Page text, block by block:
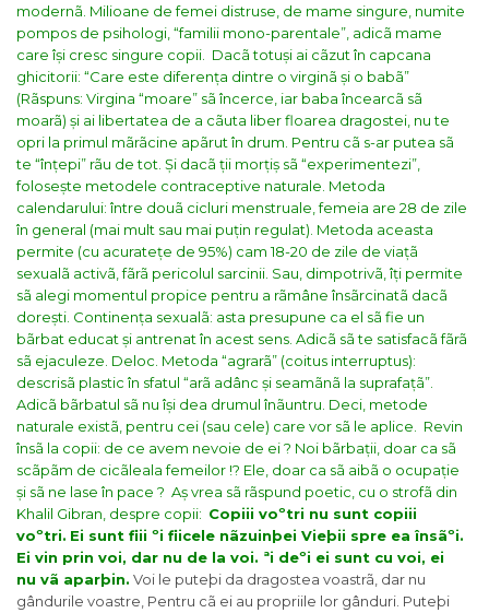
modernã. Milioane de femei distruse, de mame singure, numite
pompos de psihologi, “familii mono-parentale”, adicã mame
care își cresc singure copii.
Dacã totuși ai cãzut în capcana
ghicitorii: “Care este diferența dintre o virginã și o babã”
(Rãspuns: Virgina “moare” sã încerce, iar baba încearcã sã
moarã) și ai libertatea de a cãuta liber floarea dragostei, nu te
opri la primul mãrãcine apãrut în drum. Pentru cã s-ar putea sã
te “înțepi” rãu de tot. Și dacã ții morțiș sã “experimentezi”,
folosește metodele contraceptive naturale. Metoda
calendarului: între douã cicluri menstruale, femeia are 28 de zile
în general (mai mult sau mai puțin regulat). Metoda aceasta
permite (cu acuratețe de 95%) cam 18-20 de zile de viațã
sexualã activã, fãrã pericolul sarcinii. Sau, dimpotrivã, îți permite
sã alegi momentul propice pentru a rãmâne însãrcinatã dacã
dorești. Continența sexualã: asta presupune ca el sã fie un
bãrbat educat și antrenat în acest sens. Adicã sã te satisfacã fãrã
sã ejaculeze. Deloc. Metoda “agrarã” (coitus interruptus):
descrisã plastic în sfatul “arã adânc și seamãnã la suprafațã”.
Adicã bãrbatul sã nu își dea drumul înãuntru. Deci, metode
naturale existã, pentru cei (sau cele) care vor sã le aplice.
Revin
însã la copii: de ce avem nevoie de ei ? Noi bãrbații, doar ca sã
scãpãm de cicãleala femeilor !? Ele, doar ca sã aibã o ocupație
și sã ne lase în pace ? Aș vrea sã rãspund poetic, cu o strofã din
Khalil Gibran, despre copii: Copiii voºtri nu sunt copiii
voºtri. Ei sunt fiii ºi fiicele nãzuinþei Vieþii spre ea însãºi.
Ei vin prin voi, dar nu de la voi. ªi deºi ei sunt cu voi, ei
nu vã aparþin. Voi le puteþi da dragostea voastrã, dar nu
gândurile voastre, Pentru cã ei au propriile lor gânduri. Puteþi